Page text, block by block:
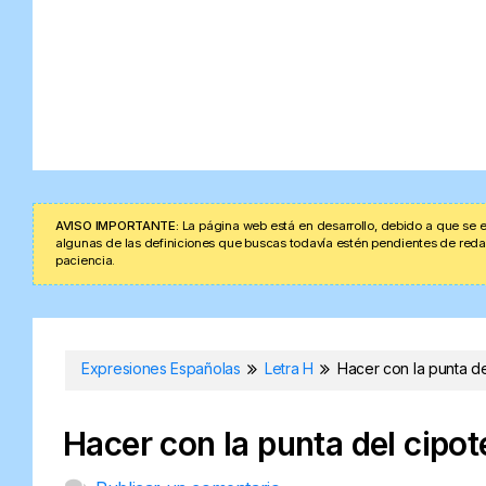
AVISO IMPORTANTE: La página web está en desarrollo, debido a que
algunas de las definiciones que buscas todavía estén pendientes de
paciencia.
Expresiones Españolas Letra H Hacer con la punta
Hacer con la punta del